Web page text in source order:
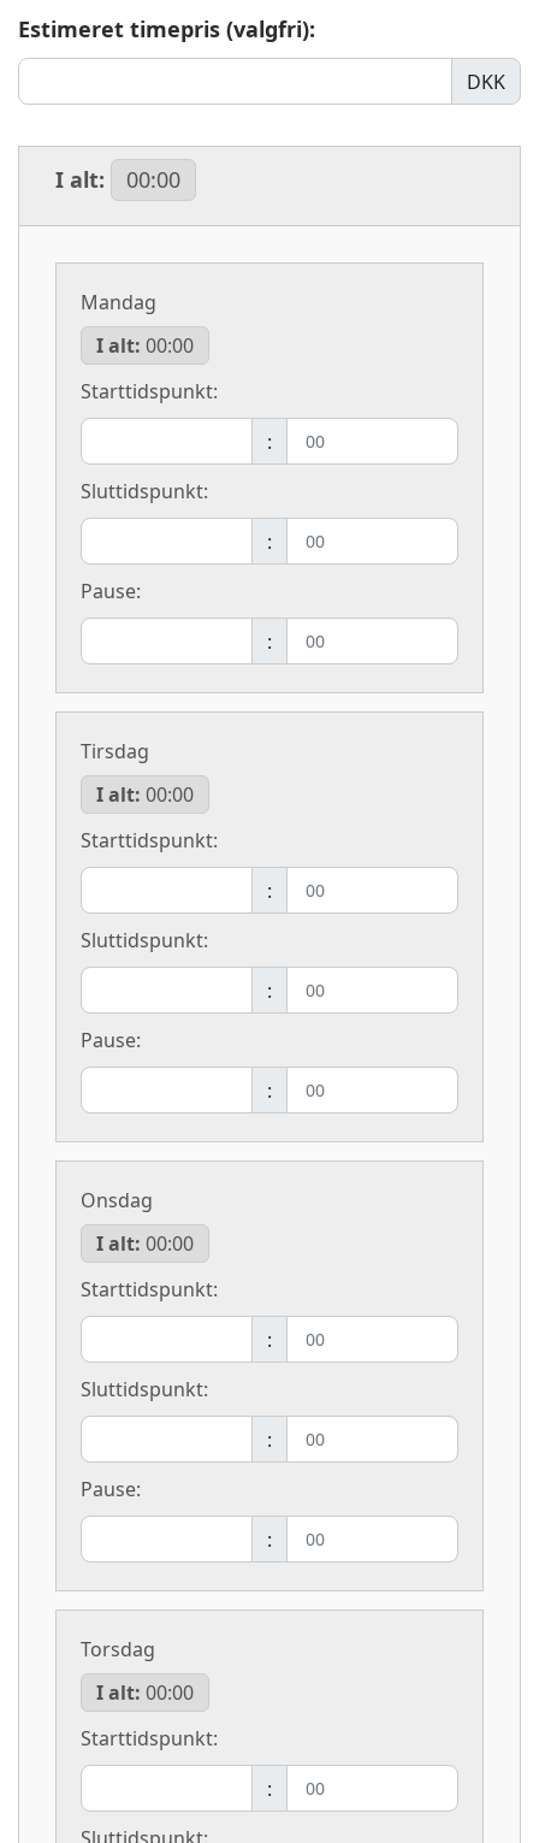
Estimeret timepris (valgfri):
DKK
I alt: 00:00
Mandag
I alt: 00:00
Starttidspunkt:
:
Sluttidspunkt:
:
Pause:
:
Tirsdag
I alt: 00:00
Starttidspunkt:
:
Sluttidspunkt:
:
Pause:
:
Onsdag
I alt: 00:00
Starttidspunkt:
:
Sluttidspunkt:
:
Pause:
:
Torsdag
I alt: 00:00
Starttidspunkt:
: